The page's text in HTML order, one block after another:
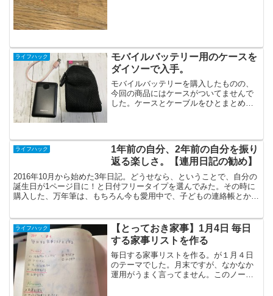
ライフハック
モバイルバッテリー用のケースを
ダイソーで入手。
モバイルバッテリーを購入したものの、
今回の商品にはケースがついてませんで
した。ケースとケーブルをひとまとめに
トカメラケースです。しか...
ライフハック
1年前の自分、2年前の自分を振り
返る楽しさ。【連用日記の勧め】
2016年10月から始めた3年日記。どうせなら、ということで、自分の
誕生日が1ページ目に！と日付フリータイプを選んでみた。その時に
購入した、万年筆は、もちろん今も愛用中で、子どもの連絡帳とかに
ライフハック
【とっておき家事】1月4日 毎日
する家事リストを作る
毎日する家事リストを作る。が１月４日
のテーマでした。月末ですが、なかなか
運用がうまく言ってません。このノート